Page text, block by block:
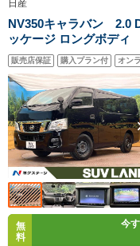
日産
NV350キャラバン 2.0
ッケージ ロングボデ
ラ 衝突被害軽減シス
ッド ETC Bluetooth
ケットシート
販売店保証 購入プラン付 オン
無
料
今